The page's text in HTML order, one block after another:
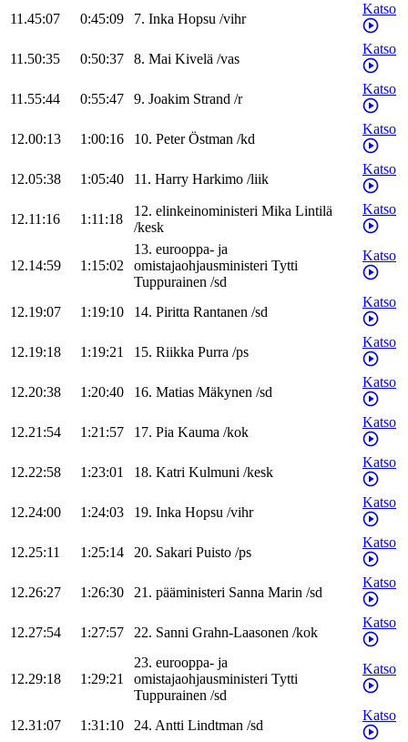
11.45:07 0:45:09 7. Inka Hopsu /vihr
Katso
11.50:35 0:50:37 8. Mai Kivelä /vas
Katso
11.55:44 0:55:47 9. Joakim Strand /r
Katso
12.00:13 1:00:16 10. Peter Östman /kd
Katso
12.05:38 1:05:40 11. Harry Harkimo /liik
Katso
12.11:16 1:11:18
12. elinkeinoministeri Mika Lintilä
/kesk
Katso
12.14:59 1:15:02
13. eurooppa- ja
omistajaohjausministeri Tytti
Tuppurainen /sd
Katso
12.19:07 1:19:10 14. Piritta Rantanen /sd
Katso
12.19:18 1:19:21 15. Riikka Purra /ps
Katso
12.20:38 1:20:40 16. Matias Mäkynen /sd
Katso
12.21:54 1:21:57 17. Pia Kauma /kok
Katso
12.22:58 1:23:01 18. Katri Kulmuni /kesk
Katso
12.24:00 1:24:03 19. Inka Hopsu /vihr
Katso
12.25:11 1:25:14 20. Sakari Puisto /ps
Katso
12.26:27 1:26:30 21. pääministeri Sanna Marin /sd
Katso
12.27:54 1:27:57 22. Sanni Grahn-Laasonen /kok
Katso
12.29:18 1:29:21
23. eurooppa- ja
omistajaohjausministeri Tytti
Tuppurainen /sd
Katso
12.31:07 1:31:10 24. Antti Lindtman /sd
Katso